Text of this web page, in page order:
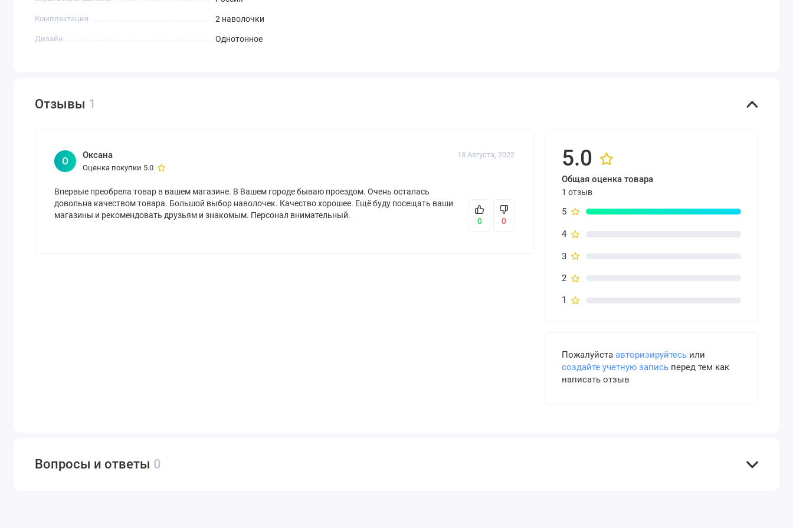
Комплектация 2 наволочки
Дизайн Однотонное
Отзывы 1
О
Оксана
Оценка покупки 5.0
18 Августа, 2022
Впервые преобрела товар в вашем магазине. В Вашем городе бываю проездом. Очень осталась
довольна качеством товара. Большой выбор наволочек. Качество хорошее. Ещё буду посещать ваши
магазины и рекомендовать друзьям и знакомым. Персонал внимательный.
0 0
5.0
Общая оценка товара
1 отзыв
5
4
3
2
1
Пожалуйста авторизируйтесьили
создайте учетную записьперед тем как
написать отзыв
Вопросы и ответы 0